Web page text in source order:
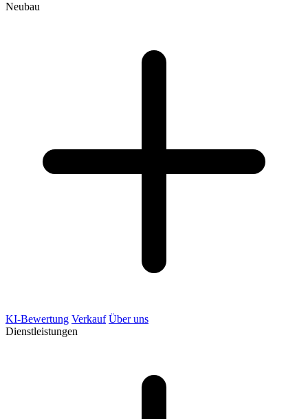
Neubau
KI-Bewertung Verkauf Über uns
Dienstleistungen